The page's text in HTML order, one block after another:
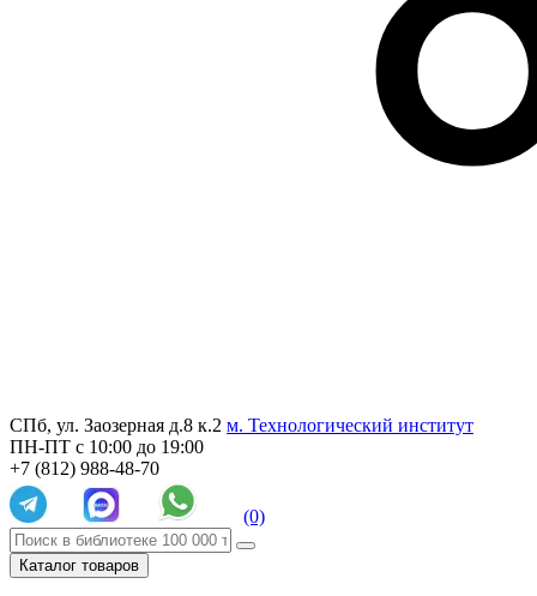
СПб, ул. Заозерная д.8 к.2 м. Технологический институт
ПН-ПТ с 10:00 до 19:00
+7 (812) 988-48-70
(0)
Каталог товаров